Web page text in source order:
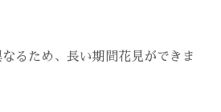
るため、長い期間花見ができま